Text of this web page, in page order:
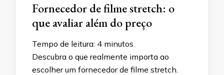
Fornecedor de filme stretch: o
que avaliar além do preço
Tempo de leitura: 4 minutos
Descubra o que realmente importa ao
escolher um fornecedor de filme stretch.